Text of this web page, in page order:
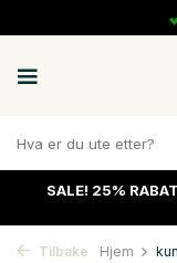
SALE! 25%
Tilbake Hjem